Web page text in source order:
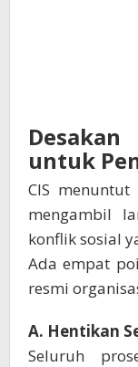
untuk
CIS
mengambil
konflik sosial
Ada empat
resmi
A. Hentikan
Seluruh